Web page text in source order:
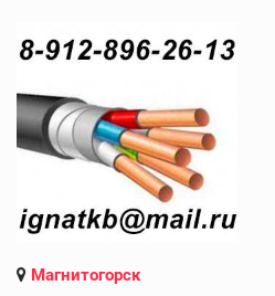
Магнитогорск